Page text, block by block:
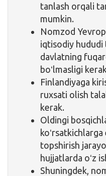
tanlash orqali
mumkin.
Nomzod
iqtisodiy hududi
davlatning
boʻlmasligi
Finlandiyaga
ruxsati olish
kerak.
Oldingi
koʻrsatkichlarga
topshirish
hujjatlarda oʻz
Shuningdek,